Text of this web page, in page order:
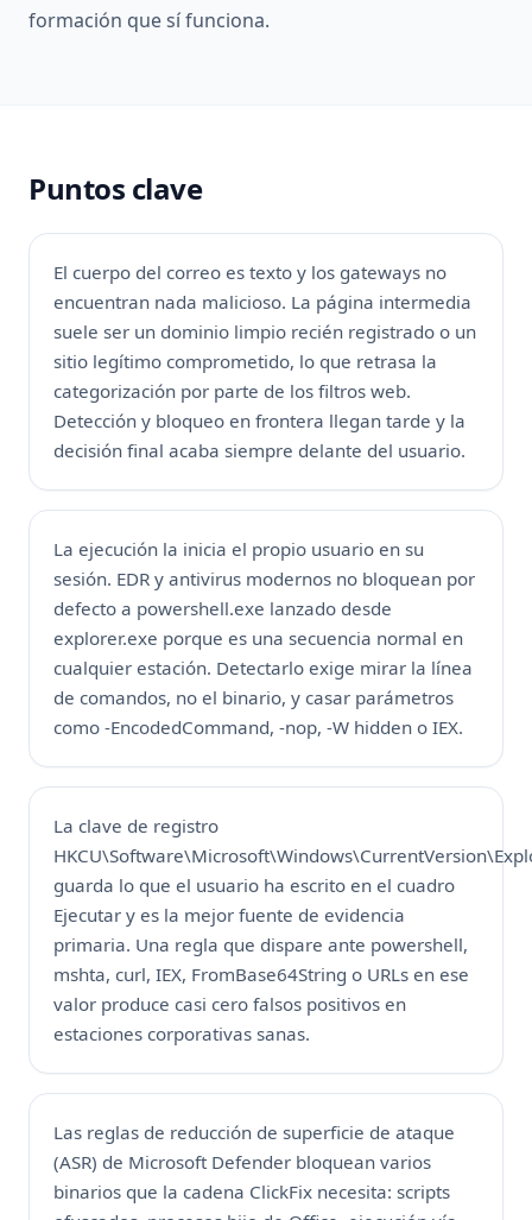
formación que sí funciona.
Puntos clave
El cuerpo del correo es texto y los gateways no
encuentran nada malicioso. La página intermedia
suele ser un dominio limpio recién registrado o un
sitio legítimo comprometido, lo que retrasa la
categorización por parte de los filtros web.
Detección y bloqueo en frontera llegan tarde y la
decisión final acaba siempre delante del usuario.
La ejecución la inicia el propio usuario en su
sesión. EDR y antivirus modernos no bloquean por
defecto a powershell.exe lanzado desde
explorer.exe porque es una secuencia normal en
cualquier estación. Detectarlo exige mirar la línea
de comandos, no el binario, y casar parámetros
como -EncodedCommand, -nop, -W hidden o IEX.
La clave de registro
guarda lo que el usuario ha escrito en el cuadro
Ejecutar y es la mejor fuente de evidencia
primaria. Una regla que dispare ante powershell,
mshta, curl, IEX, FromBase64String o URLs en ese
valor produce casi cero falsos positivos en
estaciones corporativas sanas.
Las reglas de reducción de superficie de ataque
(ASR) de Microsoft Defender bloquean varios
binarios que la cadena ClickFix necesita: scripts